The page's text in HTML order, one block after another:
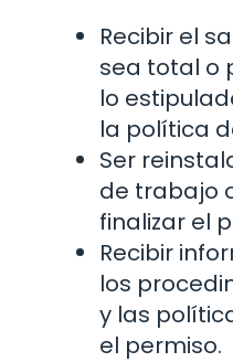
Recibir el
sea total o
lo
la política
Ser
de trabajo
finalizar el
Recibir
los
y las
el permiso.